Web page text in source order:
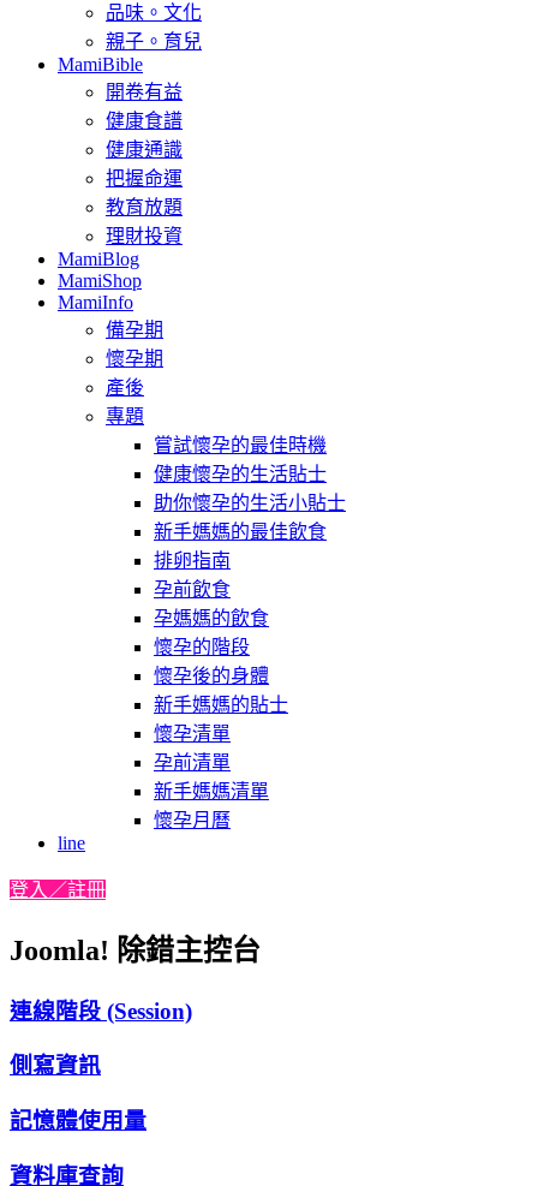
品味。文化
親子。育兒
MamiBible
開卷有益
健康食譜
健康通識
把握命運
教育放題
理財投資
MamiBlog
MamiShop
MamiInfo
備孕期
懷孕期
產後
專題
嘗試懷孕的最佳時機
健康懷孕的生活貼士
助你懷孕的生活小貼士
新手媽媽的最佳飲食
排卵指南
孕前飲食
孕媽媽的飲食
懷孕的階段
懷孕後的身體
新手媽媽的貼士
懷孕清單
孕前清單
新手媽媽清單
懷孕月曆
line
登入／註冊
Joomla! 除錯主控台
連線階段 (Session)
側寫資訊
記憶體使用量
資料庫查詢